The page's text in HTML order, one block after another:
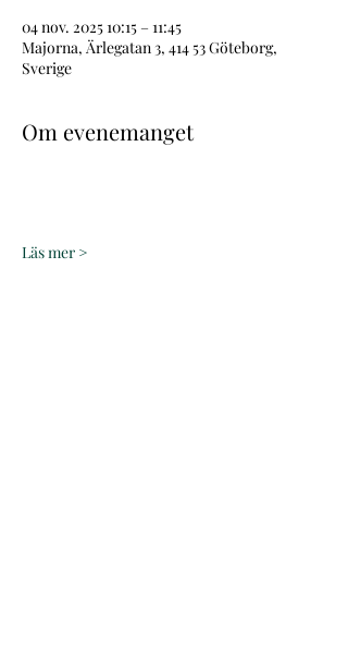
04 nov. 2025 10:15 – 11:45
Majorna, Ärlegatan 3, 414 53 Göteborg,
Sverige
Om evenemanget
Läs mer >